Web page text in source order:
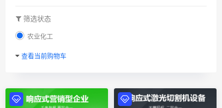
筛选状态
农业化工
查看当前购物车